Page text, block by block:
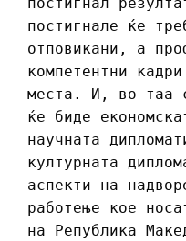
постигнал
постигнале ќе
отповикани, а
компетентни
места. И, во таа
ќе биде
научната
културната
аспекти на
работење кое
на Република